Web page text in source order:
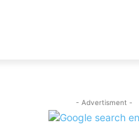
- Advertisment -